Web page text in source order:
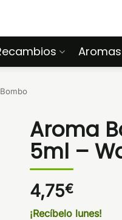
Aromas
Aroma
5ml –
4,75€
¡Recíbelo lunes!